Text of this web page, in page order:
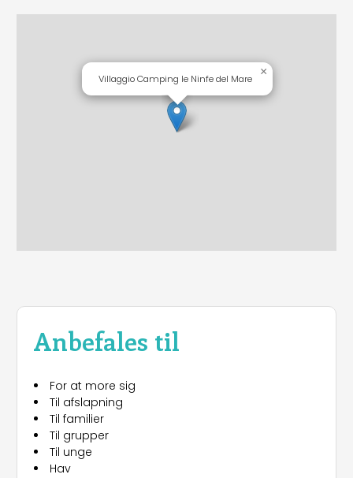
Anbefales til
For at more sig
Til afslapning
Til familier
Til grupper
Til unge
Hav
Villaggio Camping le Ninfe del Mare
×